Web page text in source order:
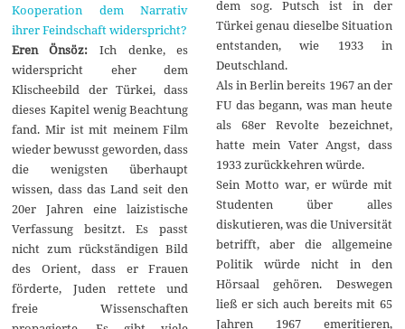
Kooperation dem Narrativ
ihrer Feindschaft widerspricht?
Eren Önsöz: Ich denke, es
widerspricht eher dem
Klischeebild der Türkei, dass
dieses Kapitel wenig Beachtung
fand. Mir ist mit meinem Film
wieder bewusst geworden, dass
die wenigsten überhaupt
wissen, dass das Land seit den
20er Jahren eine laizistische
Verfassung besitzt. Es passt
nicht zum rückständigen Bild
des Orient, dass er Frauen
förderte, Juden rettete und
freie Wissenschaften
dem sog. Putsch ist in der
Türkei genau dieselbe Situation
entstanden, wie 1933 in
Deutschland.
Als in Berlin bereits 1967 an der
FU das begann, was man heute
als 68er Revolte bezeichnet,
hatte mein Vater Angst, dass
1933 zurückkehren würde.
Sein Motto war, er würde mit
Studenten über alles
diskutieren, was die Universität
betrifft, aber die allgemeine
Politik würde nicht in den
Hörsaal gehören. Deswegen
ließ er sich auch bereits mit 65
Jahren 1967 emeritieren,